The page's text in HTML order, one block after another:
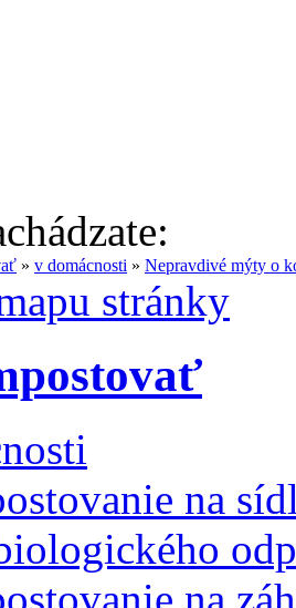
» v domácnosti » Nepravdivé mýty o
stránky
na
na